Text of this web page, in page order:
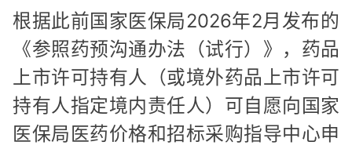
根据此前国家医保局2026年2月发布的
《参照药预沟通办法（试行）》，药品
上市许可持有人（或境外药品上市许可
持有人指定境内责任人）可自愿向国家
医保局医药价格和招标采购指导中心申